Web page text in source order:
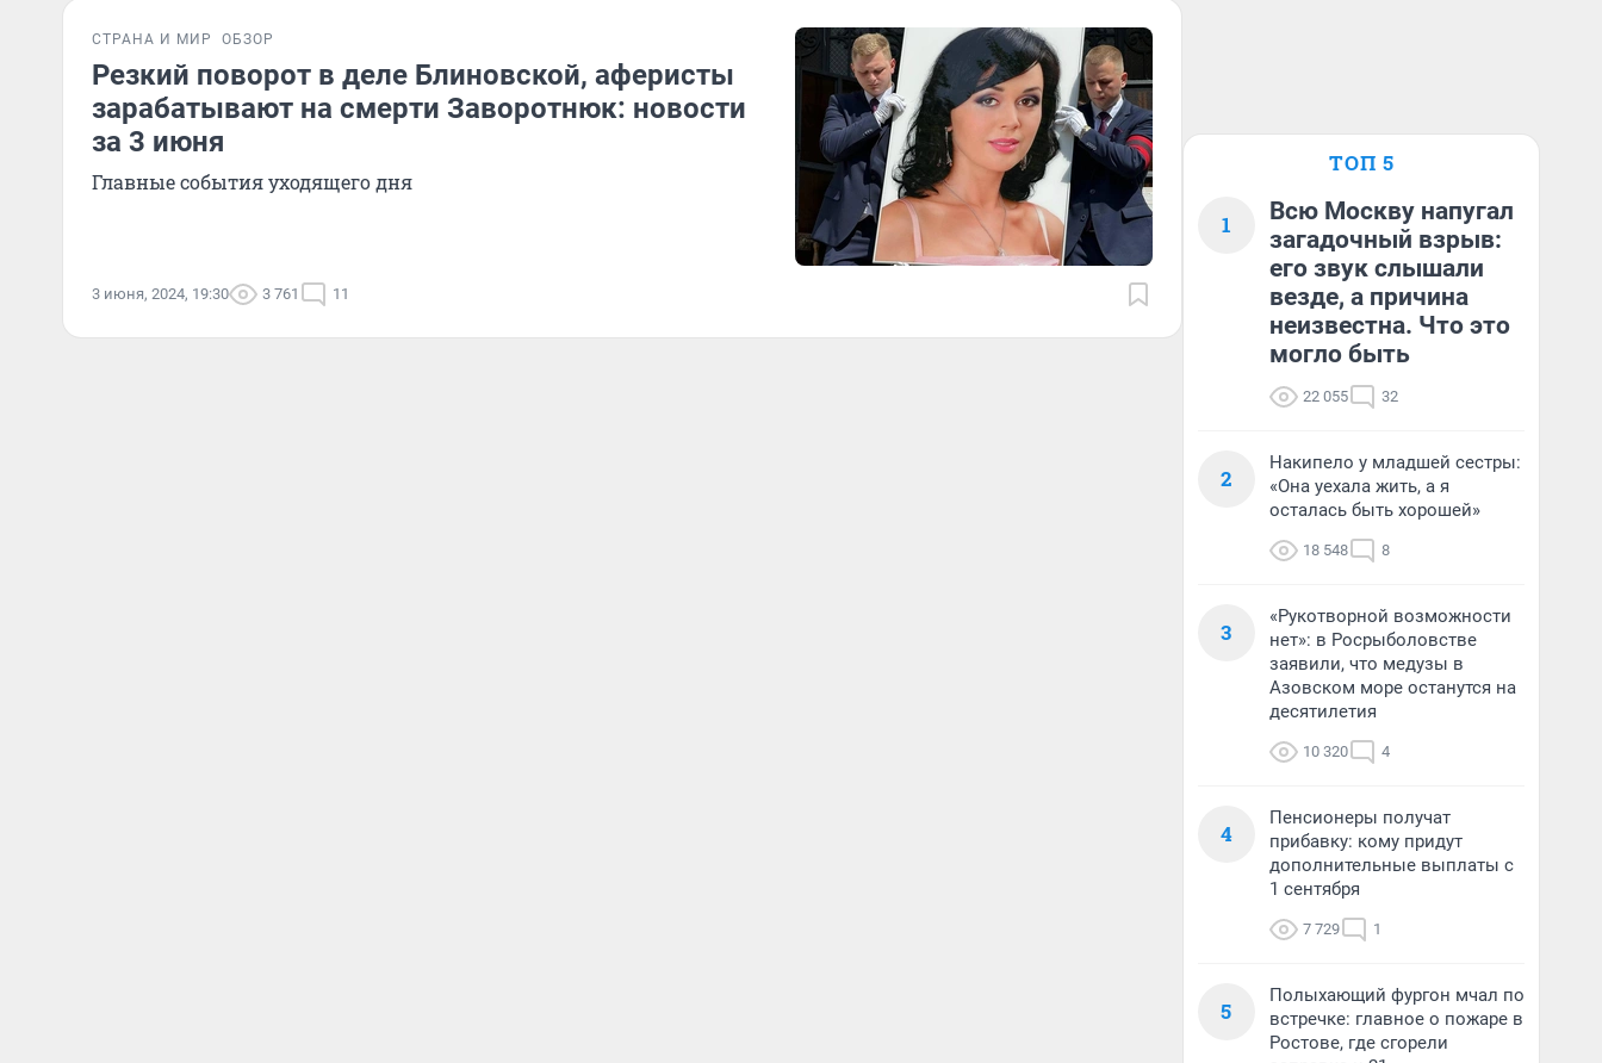
СТРАНА И МИР ОБЗОР
Резкий поворот в деле Блиновской, аферисты
зарабатывают на смерти Заворотнюк: новости
за 3 июня
Главные события уходящего дня
3 июня, 2024, 19:30 3 761 11
ТОП 5
1
Всю Москву напугал
загадочный взрыв:
его звук слышали
везде, а причина
неизвестна. Что это
могло быть
22 055 32
2
Накипело у младшей сестры:
«Она уехала жить, а я
осталась быть хорошей»
18 548 8
3
«Рукотворной возможности
нет»: в Росрыболовстве
заявили, что медузы в
Азовском море останутся на
десятилетия
10 320 4
4
Пенсионеры получат
прибавку: кому придут
дополнительные выплаты с
1 сентября
7 729 1
5
Полыхающий фургон мчал по
встречке: главное о пожаре в
Ростове, где сгорели